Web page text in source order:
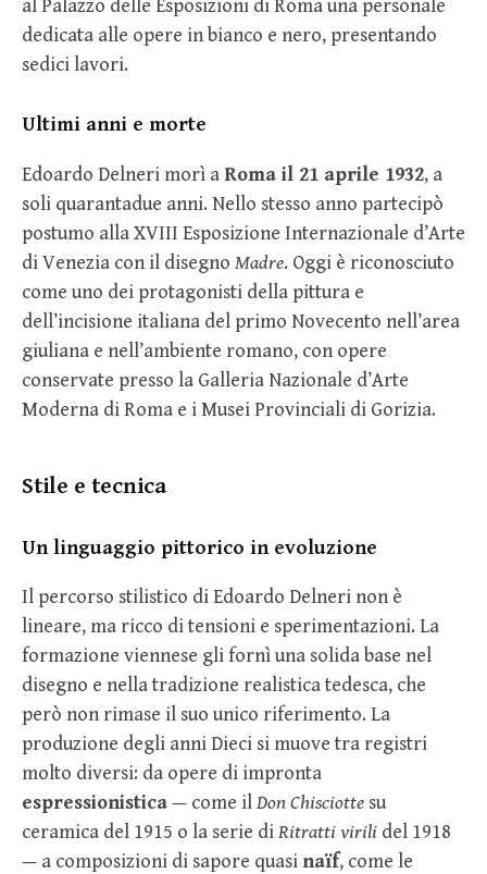
al Palazzo delle Esposizioni di Roma una personale
dedicata alle opere in bianco e nero, presentando
sedici lavori.
Ultimi anni e morte
Edoardo Delneri morì aRoma il 21 aprile 1932, a
soli quarantadue anni. Nello stesso anno partecipò
postumo alla XVIII Esposizione Internazionale d’Arte
di Venezia con il disegno Madre. Oggi è riconosciuto
come uno dei protagonisti della pittura e
dell’incisione italiana del primo Novecento nell’area
giuliana e nell’ambiente romano, con opere
conservate presso la Galleria Nazionale d’Arte
Moderna di Roma e i Musei Provinciali di Gorizia.
Stile e tecnica
Un linguaggio pittorico in evoluzione
Il percorso stilistico di Edoardo Delneri non è
lineare, ma ricco di tensioni e sperimentazioni. La
formazione viennese gli fornì una solida base nel
disegno e nella tradizione realistica tedesca, che
però non rimase il suo unico riferimento. La
produzione degli anni Dieci si muove tra registri
molto diversi: da opere di impronta
espressionistica— come ilDon Chisciotte su
ceramica del 1915 o la serie diRitratti virili del 1918
— a composizioni di sapore quasi naïf, come le